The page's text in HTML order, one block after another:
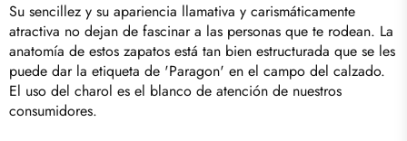
Su sencillez y su apariencia llamativa y carismáticamente
atractiva no dejan de fascinar a las personas que te rodean. La
anatomía de estos zapatos está tan bien estructurada que se les
puede dar la etiqueta de 'Paragon' en el campo del calzado.
El uso del charol es el blanco de atención de nuestros
consumidores.